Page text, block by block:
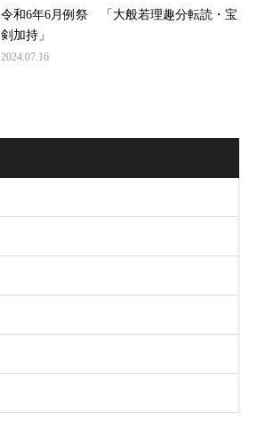
令和6年6月例祭 「大般若理趣分転読・宝
剣加持」
2024.07.16